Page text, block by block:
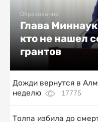
Образование
Глава
кто не нашел
грантов
Дожди вернутся в
неделю
17775
Толпа избила до